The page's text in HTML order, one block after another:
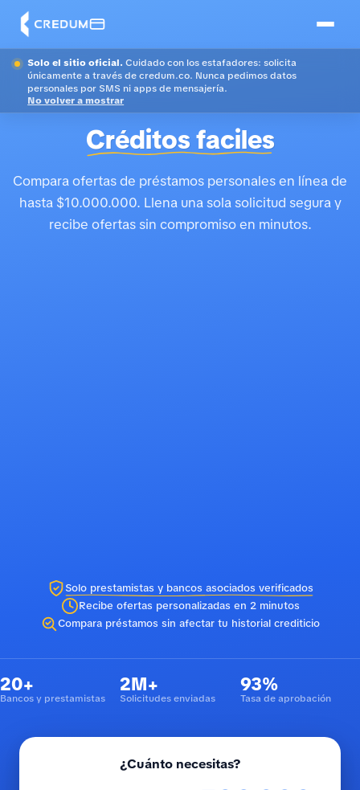
Solo el sitio oficial. Cuidado con los estafadores: solicita
únicamente a través de credum.co. Nunca pedimos datos
personales por SMS ni apps de mensajería.
No volver a mostrar
Créditos faciles
Compara ofertas de préstamos personales en línea de
hasta $10.000.000. Llena una sola solicitud segura y
recibe ofertas sin compromiso en minutos.
Solo prestamistas y bancos asociados verificados
Recibe ofertas personalizadas en 2 minutos
Compara préstamos sin afectar tu historial crediticio
20+
Bancos y prestamistas
2M+
Solicitudes enviadas
93%
Tasa de aprobación
¿Cuánto necesitas?